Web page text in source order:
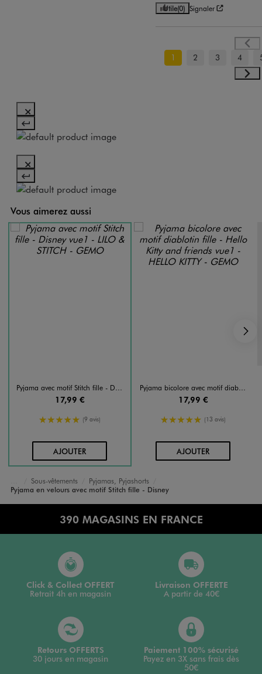
Utile(0) Signaler
1 2 3 4
Vous aimerez aussi
Pyjama avec motif Stitch fille - Disney
17,99 €
5/5 de moyenne
(9 avis)
AJOUTERAU PANIER
Pyjama bicolore avec motif diablotin fille - Hello Kitty and friends
17,99 €
5/5 de moyenne
(13 avis)
AJOUTERAU PANIER
Accueil
Fille
Sous-vêtements
Pyjamas, Pyjashorts
Pyjama en velours avec motif Stitch fille - Disney
390 MAGASINS EN FRANCE
Click & Collect OFFERT
Retrait 4h en magasin
Livraison OFFERTE
A partir de 40€
Retours OFFERTS
30 jours en magasin
Paiement 100% sécurisé
Payez en 3X sans frais dès
50€